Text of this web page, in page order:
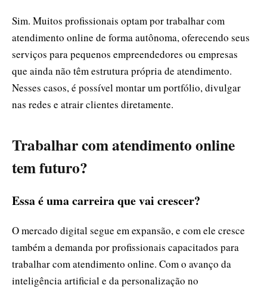
Sim. Muitos profissionais optam por trabalhar com
atendimento online de forma autônoma, oferecendo seus
serviços para pequenos empreendedores ou empresas
que ainda não têm estrutura própria de atendimento.
Nesses casos, é possível montar um portfólio, divulgar
nas redes e atrair clientes diretamente.
Trabalhar com atendimento online
tem futuro?
Essa é uma carreira que vai crescer?
O mercado digital segue em expansão, e com ele cresce
também a demanda por profissionais capacitados para
trabalhar com atendimento online. Com o avanço da
inteligência artificial e da personalização no